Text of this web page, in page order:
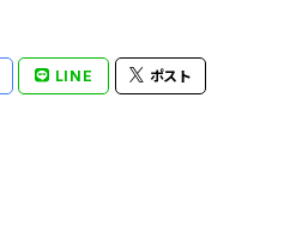
LINE ポスト